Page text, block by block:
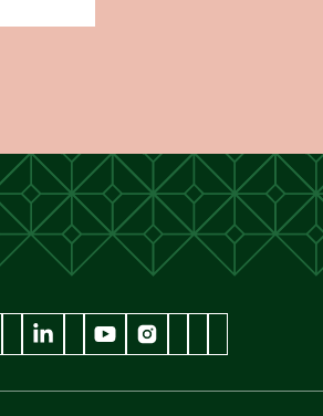
Jan Cunen
Museum Jan Cunen
wikipedia Museum Jan Cunen
linkedin Museum Jan Cunen
googleplus Museum Jan Cunen
youtube Museum Jan Cunen
instagram Museum